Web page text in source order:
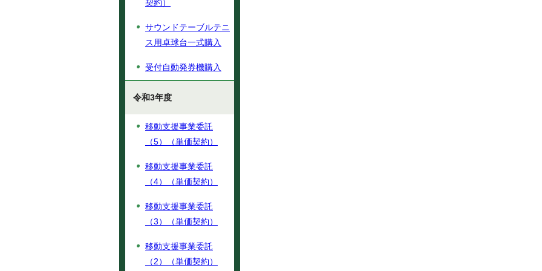
契約）
サウンドテーブルテニ
ス用卓球台一式購入
受付自動発券機購入
令和3年度
移動支援事業委託
（5）（単価契約）
移動支援事業委託
（4）（単価契約）
移動支援事業委託
（3）（単価契約）
移動支援事業委託
（2）（単価契約）